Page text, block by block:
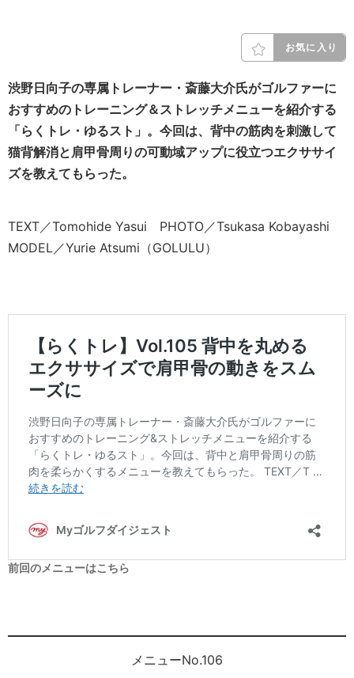
お気に入り
渋野日向子の専属トレーナー・斎藤大介氏がゴルファーに
おすすめのトレーニング＆ストレッチメニューを紹介する
「らくトレ・ゆるスト」。今回は、背中の筋肉を刺激して
猫背解消と肩甲骨周りの可動域アップに役立つエクササイ
ズを教えてもらった。
TEXT／Tomohide Yasui PHOTO／Tsukasa Kobayashi
MODEL／Yurie Atsumi（GOLULU）
前回のメニューはこちら
メニューNo.106